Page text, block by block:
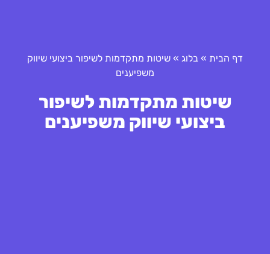
דף הבית » בלוג » שיטות מתקדמות לשיפור ביצועי שיווק
משפיענים
שיטות מתקדמות לשיפור
ביצועי שיווק משפיענים